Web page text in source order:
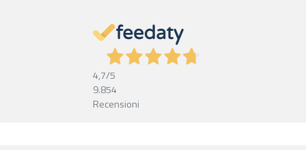
4,7/5
9.854
Recensioni